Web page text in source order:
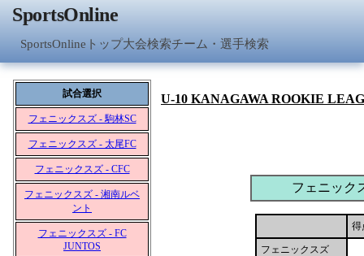
SportsOnline
SportsOnlineトップ大会検索チーム・選手検索
試合選択
フェニックスズ - 駒林SC
フェニックスズ - 太尾FC
フェニックスズ - CFC
フェニックスズ - 湘南ルベ
ント
フェニックスズ - FC
JUNTOS
U-10 KANAGAWA ROOKIE
フェニック
得
フェニックスズ